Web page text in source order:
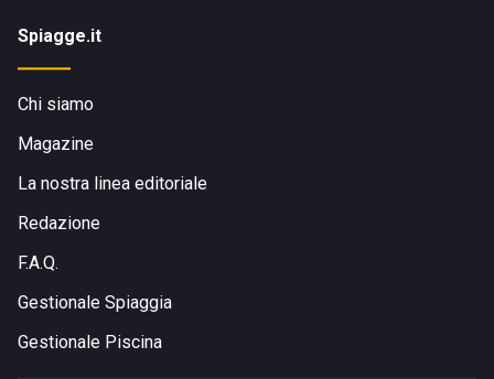
Spiagge.it
Chi siamo
Magazine
La nostra linea editoriale
Redazione
F.A.Q.
Gestionale Spiaggia
Gestionale Piscina